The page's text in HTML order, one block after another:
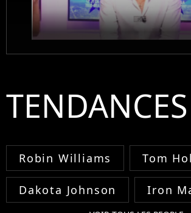
TENDANCES
Robin Williams Tom
Dakota Johnson Iron